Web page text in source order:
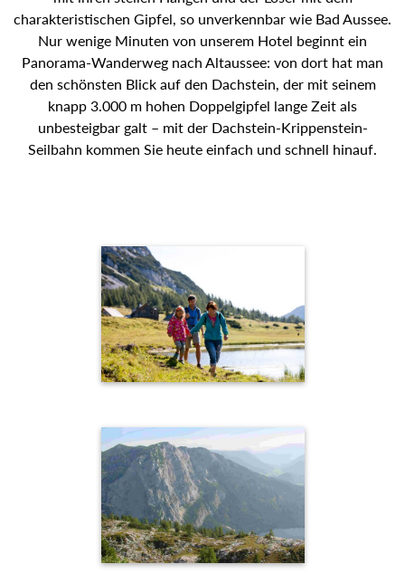
charakteristischen Gipfel, so unverkennbar wie Bad Aussee.
Nur wenige Minuten von unserem Hotel beginnt ein
Panorama-Wanderweg nach Altaussee: von dort hat man
den schönsten Blick auf den Dachstein, der mit seinem
knapp 3.000 m hohen Doppelgipfel lange Zeit als
unbesteigbar galt – mit der Dachstein-Krippenstein-
Seilbahn kommen Sie heute einfach und schnell hinauf.